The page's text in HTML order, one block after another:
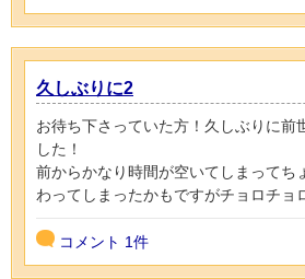
久しぶりに2
お待ち下さっていた方！久しぶりに前
した！
前からかなり時間が空いてしまってち
わってしまったかもですがチョロチョ
コメント 1件